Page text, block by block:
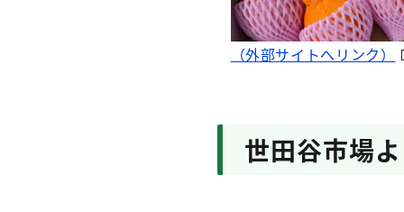
（外部サイトへリンク）
世田谷市場